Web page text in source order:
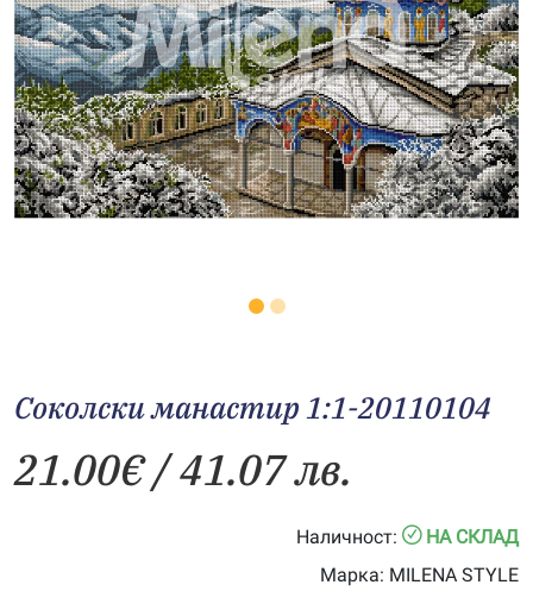
Соколски манастир 1:1-20110104
21.00€/ 41.07 лв.
Наличност:
НА СКЛАД
Марка: MILENA STYLE